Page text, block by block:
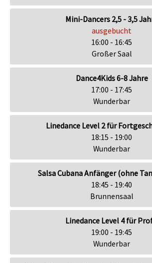
Mini-Dancers 2,5 - 3,5
ausgebucht
16:00 - 16:45
Großer Saal
Dance4Kids 6-8 Jahre
17:00 - 17:45
Wunderbar
Linedance Level 2 für
18:15 - 19:00
Wunderbar
Salsa Cubana Anfänger (ohne
18:45 - 19:40
Brunnensaal
Linedance Level 4 für
19:00 - 19:45
Wunderbar